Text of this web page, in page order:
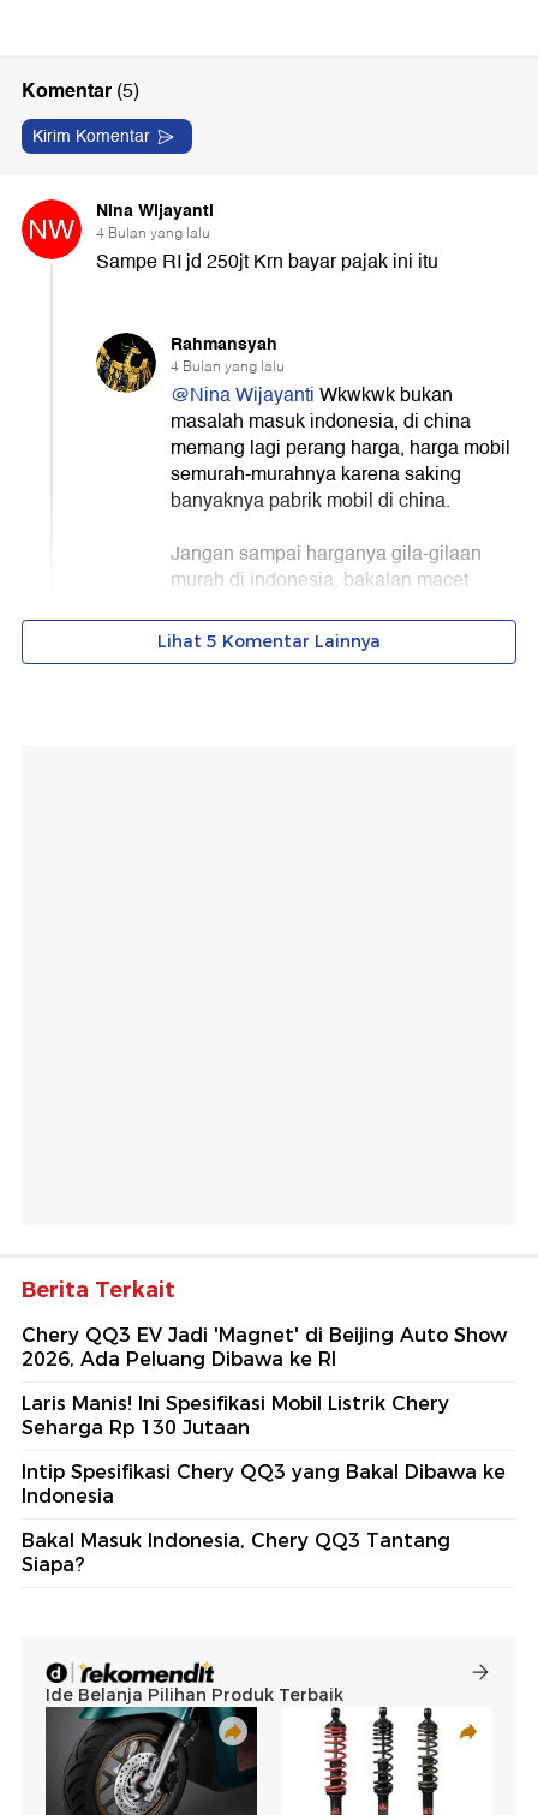
Berita Terkait
Chery QQ3 EV Jadi 'Magnet' di Beijing Auto Show
2026, Ada Peluang Dibawa ke RI
Laris Manis! Ini Spesifikasi Mobil Listrik Chery
Seharga Rp 130 Jutaan
Intip Spesifikasi Chery QQ3 yang Bakal Dibawa ke
Indonesia
Bakal Masuk Indonesia, Chery QQ3 Tantang
Siapa?